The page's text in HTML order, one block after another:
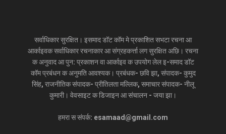
सर्वाधिकार सुरक्षित। इसमाद डॉट कॉम मे प्रकाशित सभटा रचना आ
आर्काइवक सर्वाधिकार रचनाकार आ संग्रहकर्त्ता लग सुरक्षित अछि। रचना
क अनुवाद आ पुन: प्रकाशन वा आर्काइव क उपयोग लेल इ-समाद डॉट
कॉम प्रबंधन क अनुमति आवश्यक। प्रबंधक- छवि झा, संपादक- कुमुद
सिंह, राजनीतिक संपादक- प्रीतिलता मल्लिक, समाचार संपादक- नीलू
कुमारी। वेवसाइट क डिजाइन आ संचालन - जया झा।
हमरा स संपर्क: esamaad@gmail.com